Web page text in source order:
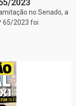
2023
no Senado, a
65/2023 foi